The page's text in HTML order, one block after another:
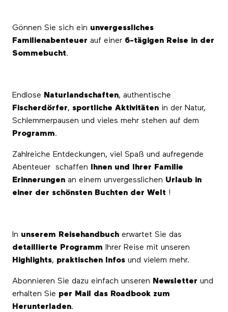
Gönnen Sie sich ein unvergessliches
Familienabenteuer auf einer 6-tägigen Reise in der
Sommebucht.
Endlose Naturlandschaften, authentische
Fischerdörfer, sportliche Aktivitäten in der Natur,
Schlemmerpausen und vieles mehr stehen auf dem
Programm.
Zahlreiche Entdeckungen, viel Spaß und aufregende
Abenteuer schaffen
Ihnen und Ihrer Familie
Erinnerungen an einem unvergesslichen Urlaub in
einer der schönsten Buchten der Welt !
In unserem Reisehandbuch erwartet Sie das
detaillierte Programm Ihrer Reise mit unseren
Highlights, praktischen Infos und vielem mehr.
Abonnieren Sie dazu einfach unseren Newsletter und
erhalten Sie per Mail das Roadbook zum
Herunterladen.